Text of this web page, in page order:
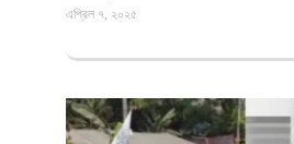
এপ্রিল ৭, ২০২৫